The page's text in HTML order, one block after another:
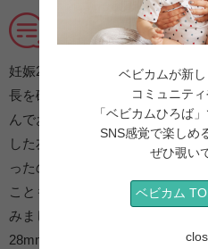
切迫早産？！薬と在宅
避。
妊娠28週の検診でお腹の張りが
長を確認してみたところ、以前
んでおり、張り止めを処方され
した友人がいたので、「まさか
ったのですが、仕事が完全に在
こともあり、しばらく自宅で安
みました。その後張り止めの効
28mmとなり、無事に里帰りし
ベビカムが新
コミュニテ
「ベビカムひろば
SNS感覚で楽しめ
ぜひ覗い
ベビカム